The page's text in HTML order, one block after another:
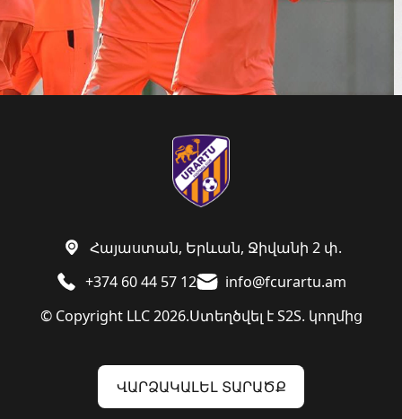
© Copyright LLC 2026.Ստեղծվել էS2S. կողմից
+374 60 44 57 12 info@fcurartu.am
Հայաստան, Երևան, Ջիվանի 2 փ.
ՎԱՐՁԱԿԱԼԵԼ ՏԱՐԱԾՔ